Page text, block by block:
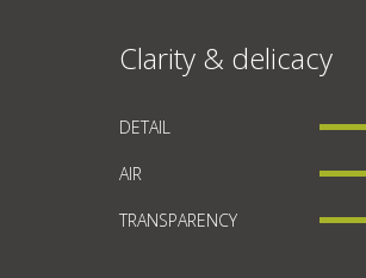
Clarity & delicacy
DETAIL
AIR
TRANSPARENCY